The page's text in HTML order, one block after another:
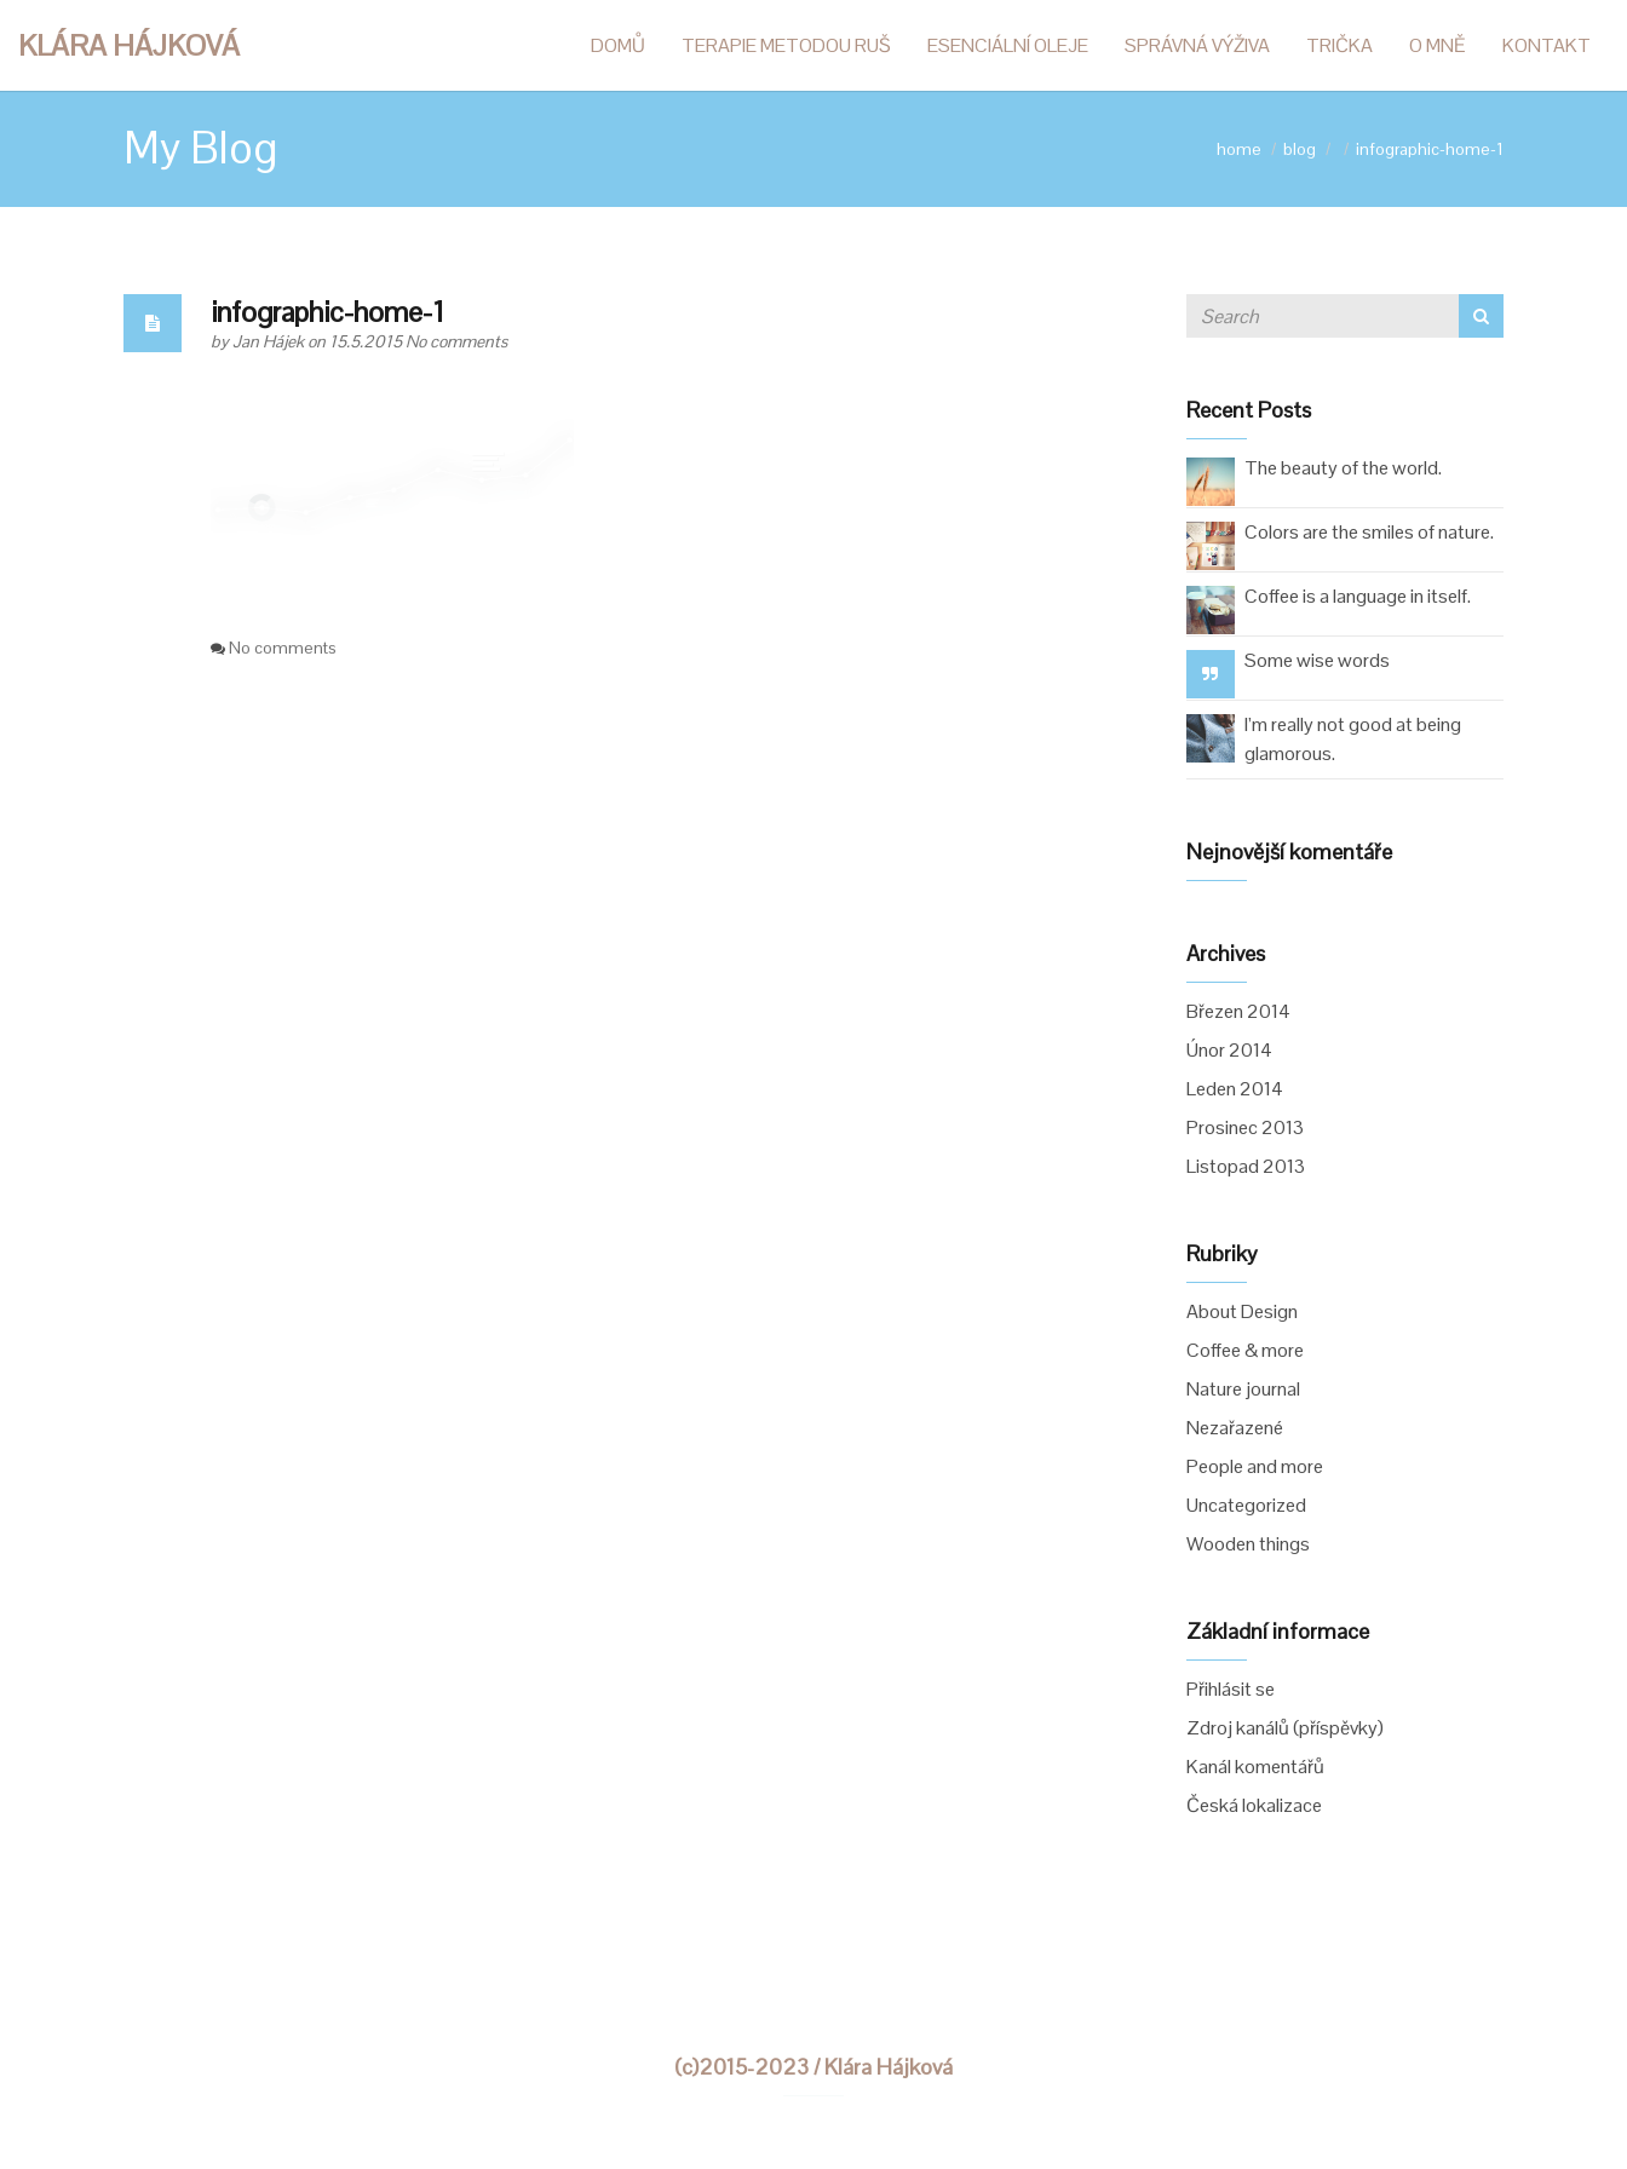
KLÁRA HÁJKOVÁ DOMŮ TERAPIE METODOU RUŠ ESENCIÁLNÍ OLEJE SPRÁVNÁ VÝŽIVA TRIČKA O MNĚ KONTAKT
My Blog home blog infographic-home-1
infographic-home-1
byJan Hájekon 15.5.2015No comments
No comments
Recent Posts
The beauty of the world.
Colors are the smiles of nature.
Coffee is a language in itself.
Some wise words
I’m really not good at being
glamorous.
Nejnovější komentáře
Archives
Březen 2014
Únor 2014
Leden 2014
Prosinec 2013
Listopad 2013
Rubriky
About Design
Coffee & more
Nature journal
Nezařazené
People and more
Uncategorized
Wooden things
Základní informace
Přihlásit se
Zdroj kanálů (příspěvky)
Kanál komentářů
Česká lokalizace
(c)2015-2023 / Klára Hájková